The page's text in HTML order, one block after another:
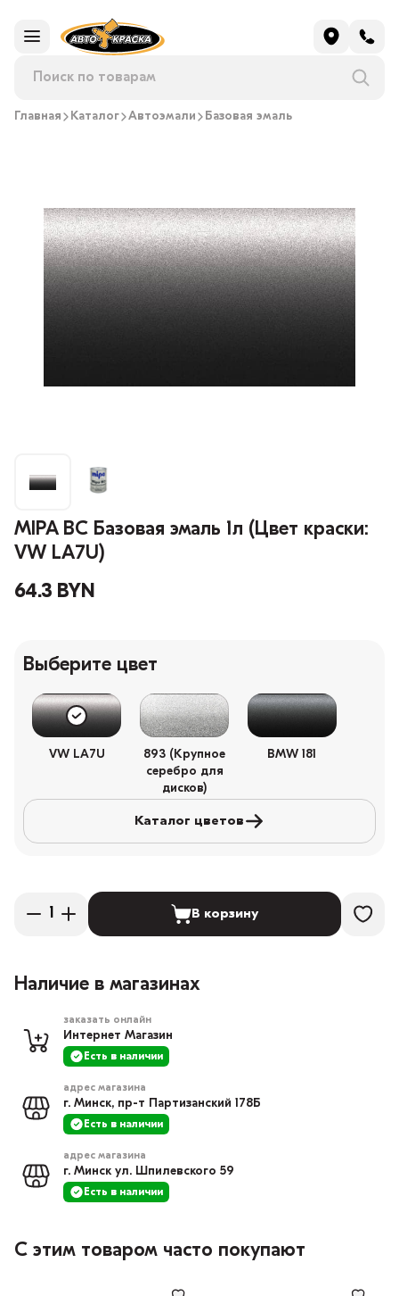
Главная Каталог Автоэмали Базовая эмаль
MIPA BC Базовая эмаль 1л (Цвет краски:
VW LA7U)
64.3 BYN
Выберите цвет
VW LA7U
893 (Крупное
серебро для
дисков)
BMW 181
Каталог цветов
В корзину
Наличие в магазинах
заказать онлайн
Интернет Магазин
Есть в наличии
адрес магазина
г. Минск, пр-т Партизанский 178Б
Есть в наличии
адрес магазина
г. Минск ул. Шпилевского 59
Есть в наличии
С этим товаром часто покупают